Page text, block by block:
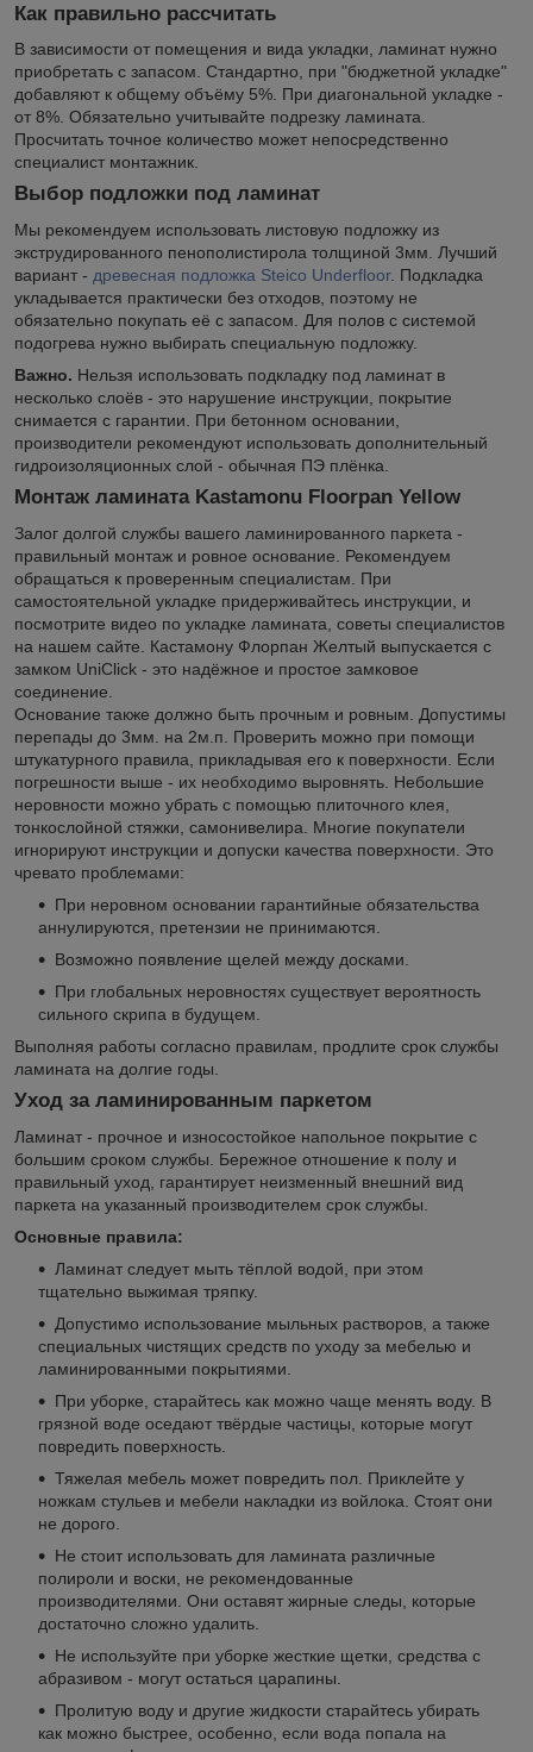
Как правильно рассчитать
В зависимости от помещения и вида укладки, ламинат нужно
приобретать с запасом. Стандартно, при "бюджетной укладке"
добавляют к общему объёму 5%. При диагональной укладке -
от 8%. Обязательно учитывайте подрезку ламината.
Просчитать точное количество может непосредственно
специалист монтажник.
Выбор подложки под ламинат
Мы рекомендуем использовать листовую подложку из
экструдированного пенополистирола толщиной 3мм. Лучший
вариант - древесная подложка Steico Underfloor. Подкладка
укладывается практически без отходов, поэтому не
обязательно покупать её с запасом. Для полов с системой
подогрева нужно выбирать специальную подложку.
Важно. Нельзя использовать подкладку под ламинат в
несколько слоёв - это нарушение инструкции, покрытие
снимается с гарантии. При бетонном основании,
производители рекомендуют использовать дополнительный
гидроизоляционных слой - обычная ПЭ плёнка.
Монтаж ламината Kastamonu Floorpan Yellow
Залог долгой службы вашего ламинированного паркета -
правильный монтаж и ровное основание. Рекомендуем
обращаться к проверенным специалистам. При
самостоятельной укладке придерживайтесь инструкции, и
посмотрите видео по укладке ламината, советы специалистов
на нашем сайте. Кастамону Флорпан Желтый выпускается с
замком UniClick - это надёжное и простое замковое
соединение.
Основание также должно быть прочным и ровным. Допустимы
перепады до 3мм. на 2м.п. Проверить можно при помощи
штукатурного правила, прикладывая его к поверхности. Если
погрешности выше - их необходимо выровнять. Небольшие
неровности можно убрать с помощью плиточного клея,
тонкослойной стяжки, самонивелира. Многие покупатели
игнорируют инструкции и допуски качества поверхности. Это
чревато проблемами:
При неровном основании гарантийные обязательства
аннулируются, претензии не принимаются.
Возможно появление щелей между досками.
При глобальных неровностях существует вероятность
сильного скрипа в будущем.
Выполняя работы согласно правилам, продлите срок службы
ламината на долгие годы.
Уход за ламинированным паркетом
Ламинат - прочное и износостойкое напольное покрытие с
большим сроком службы. Бережное отношение к полу и
правильный уход, гарантирует неизменный внешний вид
паркета на указанный производителем срок службы.
Основные правила:
Ламинат следует мыть тёплой водой, при этом
тщательно выжимая тряпку.
Допустимо использование мыльных растворов, а также
специальных чистящих средств по уходу за мебелью и
ламинированными покрытиями.
При уборке, старайтесь как можно чаще менять воду. В
грязной воде оседают твёрдые частицы, которые могут
повредить поверхность.
Тяжелая мебель может повредить пол. Приклейте у
ножкам стульев и мебели накладки из войлока. Стоят они
не дорого.
Не стоит использовать для ламината различные
полироли и воски, не рекомендованные
производителями. Они оставят жирные следы, которые
достаточно сложно удалить.
Не используйте при уборке жесткие щетки, средства с
абразивом - могут остаться царапины.
Пролитую воду и другие жидкости старайтесь убирать
как можно быстрее, особенно, если вода попала на